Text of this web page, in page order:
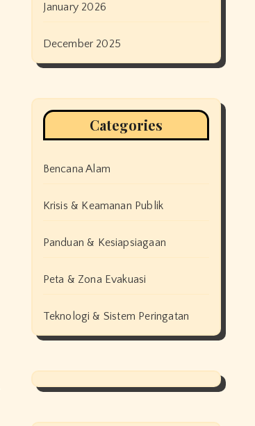
January 2026
December 2025
Categories
Bencana Alam
Krisis & Keamanan Publik
Panduan & Kesiapsiagaan
Peta & Zona Evakuasi
Teknologi & Sistem Peringatan